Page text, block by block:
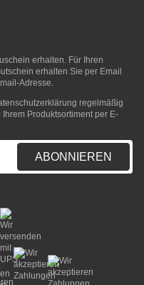
erhalten. Für Ihren
erhalten Sie per Email
Adresse.
regelmäßig
Produktsortiment per E-
ABONNIEREN